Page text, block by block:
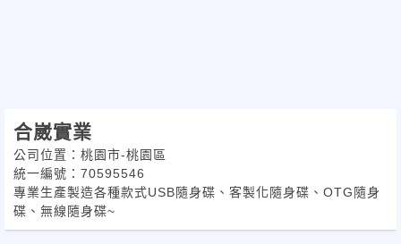
合崴實業
公司位置：桃園市-桃園區
統一編號：70595546
專業生產製造各種款式USB隨身碟、客製化隨身碟、OTG隨身
碟、無線隨身碟~